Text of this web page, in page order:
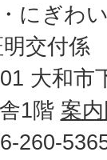
にぎわ
交付係
大和市
1階 案
260-